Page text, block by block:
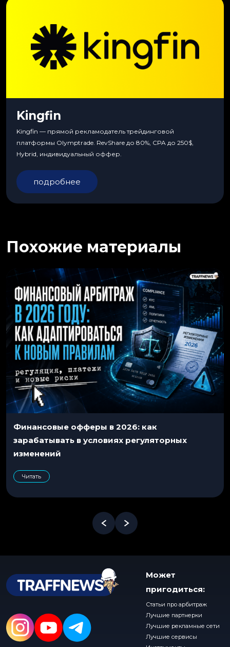
Kingfin
Kingfin — прямой рекламодатель трейдинговой
платформы Olymptrade. RevShare до 80%, CPA до 250$,
Hybrid, индивидуальный оффер.
подробнее
Похожие материалы
Финансовые офферы в 2026: как
зарабатывать в условиях регуляторных
изменений
Читать
Может
пригодиться:
Статьи про арбитраж
Лучшие партнерки
Лучшие рекламные сети
Лучшие сервисы